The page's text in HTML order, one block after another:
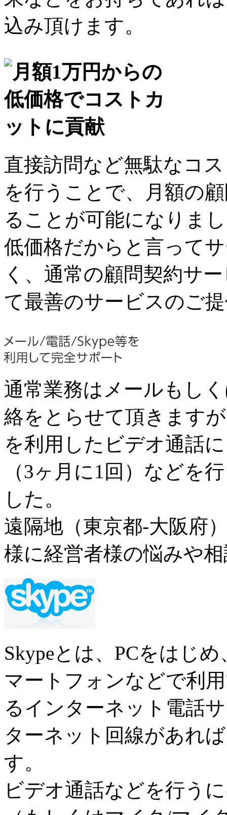
込み頂けます。
直接訪問など無駄なコ
を行うことで、月額の
ることが可能になりま
低価格だからと言って
く、通常の顧問契約サ
て最善のサービスのご
通常業務はメールもし
絡をとらせて頂きます
を利用したビデオ通話
（3ヶ月に1回）などを
した。
遠隔地（東京都-大阪府
様に経営者様の悩みや
Skypeとは、PCをはじ
マートフォンなどで利
るインターネット電話
ターネット回線があれ
す。
ビデオ通話などを行う